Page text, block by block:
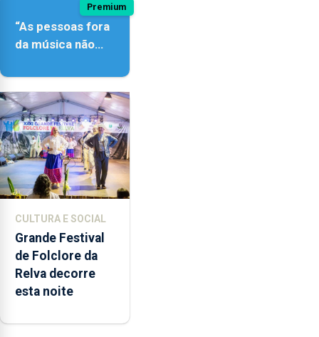
Premium
“As pessoas fora
da música não
quão difícil é
produzir uma
música”
CULTURA E SOCIAL
Grande Festival
de Folclore da
Relva decorre
esta noite